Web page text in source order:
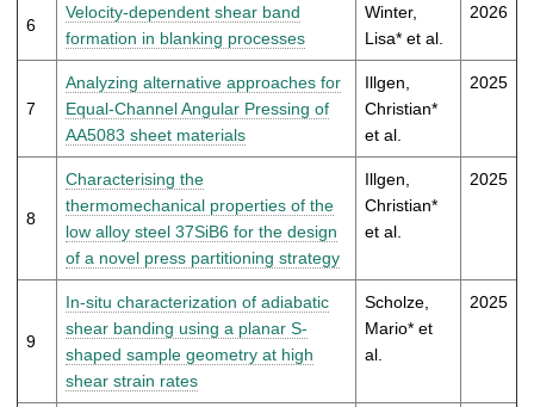
6
Velocity-dependent shear band
formation in blanking processes
Winter,
Lisa* et al.
2026
7
Analyzing alternative approaches for
Equal-Channel Angular Pressing of
AA5083 sheet materials
Illgen,
Christian*
et al.
2025
8
Characterising the
thermomechanical properties of the
low alloy steel 37SiB6 for the design
of a novel press partitioning strategy
Illgen,
Christian*
et al.
2025
9
In-situ characterization of adiabatic
shear banding using a planar S-
shaped sample geometry at high
shear strain rates
Scholze,
Mario* et
al.
2025